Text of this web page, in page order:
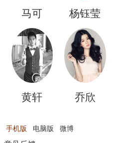
马可 杨钰莹
黄轩 乔欣
手机版 电脑版 微博